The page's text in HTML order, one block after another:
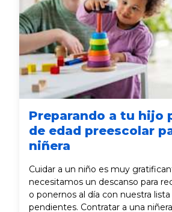
Preparando a tu hijo
de edad preescolar
niñera
Cuidar a un niño es muy
necesitamos un descanso para
o ponernos al día con nuestra
pendientes. Contratar a una